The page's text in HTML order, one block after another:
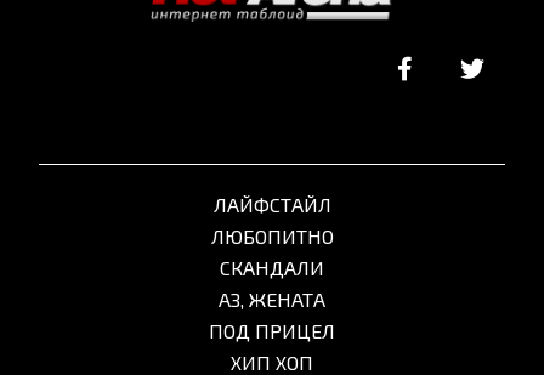
ЛАЙФСТАЙЛ
ЛЮБОПИТНО
СКАНДАЛИ
АЗ, ЖЕНАТА
ПОД ПРИЦЕЛ
ХИП ХОП